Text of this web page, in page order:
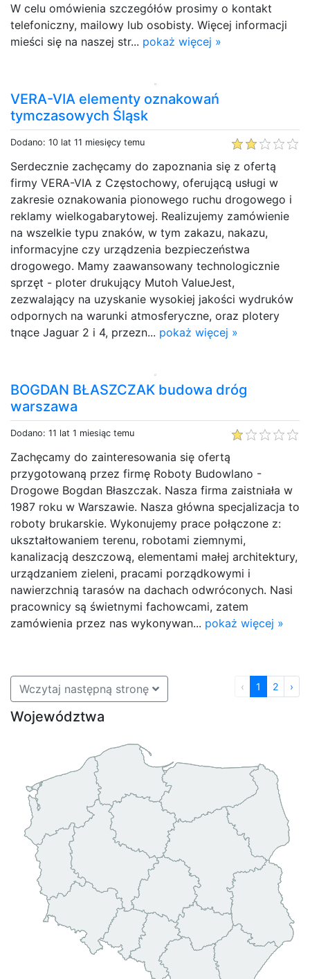
W celu omówienia szczegółów prosimy o kontakt
telefoniczny, mailowy lub osobisty. Więcej informacji
mieści się na naszej str... pokaż więcej »
VERA-VIA elementy oznakowań
tymczasowych Śląsk
Dodano: 10 lat 11 miesięcy temu
Serdecznie zachęcamy do zapoznania się z ofertą
firmy VERA-VIA z Częstochowy, oferującą usługi w
zakresie oznakowania pionowego ruchu drogowego i
reklamy wielkogabarytowej. Realizujemy zamówienie
na wszelkie typu znaków, w tym zakazu, nakazu,
informacyjne czy urządzenia bezpieczeństwa
drogowego. Mamy zaawansowany technologicznie
sprzęt - ploter drukujący Mutoh ValueJest,
zezwalający na uzyskanie wysokiej jakości wydruków
odpornych na warunki atmosferyczne, oraz plotery
tnące Jaguar 2 i 4, przezn... pokaż więcej »
BOGDAN BŁASZCZAK budowa dróg
warszawa
Dodano: 11 lat 1 miesiąc temu
Zachęcamy do zainteresowania się ofertą
przygotowaną przez firmę Roboty Budowlano -
Drogowe Bogdan Błaszczak. Nasza firma zaistniała w
1987 roku w Warszawie. Nasza główna specjalizacja to
roboty brukarskie. Wykonujemy prace połączone z:
ukształtowaniem terenu, robotami ziemnymi,
kanalizacją deszczową, elementami małej architektury,
urządzaniem zieleni, pracami porządkowymi i
nawierzchnią tarasów na dachach odwróconych. Nasi
pracownicy są świetnymi fachowcami, zatem
zamówienia przez nas wykonywan... pokaż więcej »
Wczytaj następną stronę ‹ 1 2 ›
Województwa